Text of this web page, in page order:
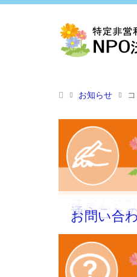
お知らせ
子ども活
塾長から
通うこと
お問い合